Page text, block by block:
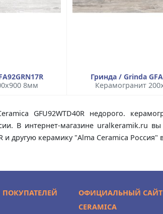
8мм
Гринда / Grinda
Керамогранит
GFU92WTD40R недорого.
В интернет-магазине uralkeramik.ru
и другую керамику "Alma Ceramica
ОФИЦИАЛЬНЫЙ САЙТ
CERAMICA